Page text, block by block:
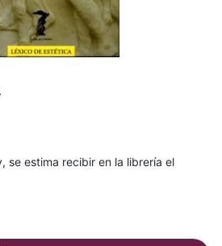
se estima recibir en la librería el